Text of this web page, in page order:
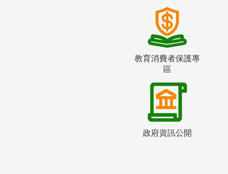
教育消費者保護專
區
政府資訊公開